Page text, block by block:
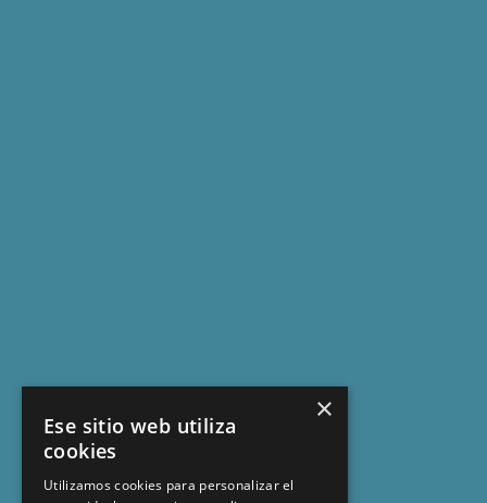
×
Ese sitio web utiliza
cookies
Utilizamos cookies para personalizar el